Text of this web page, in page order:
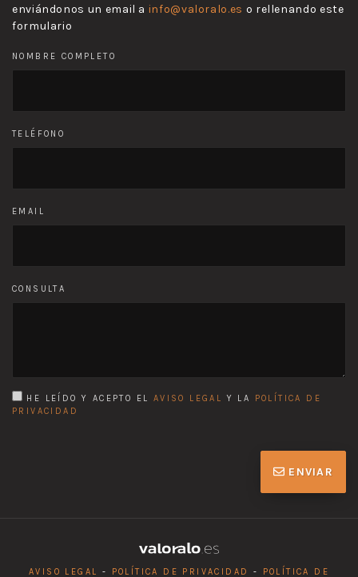
enviándonos un email a info@valoralo.es o rellenando este
formulario
NOMBRE COMPLETO
TELÉFONO
EMAIL
CONSULTA
HE LEÍDO Y ACEPTO EL AVISO LEGAL Y LA
POLÍTICA DE
PRIVACIDAD
ENVIAR
AVISO LEGAL - POLÍTICA DE PRIVACIDAD - POLÍTICA DE